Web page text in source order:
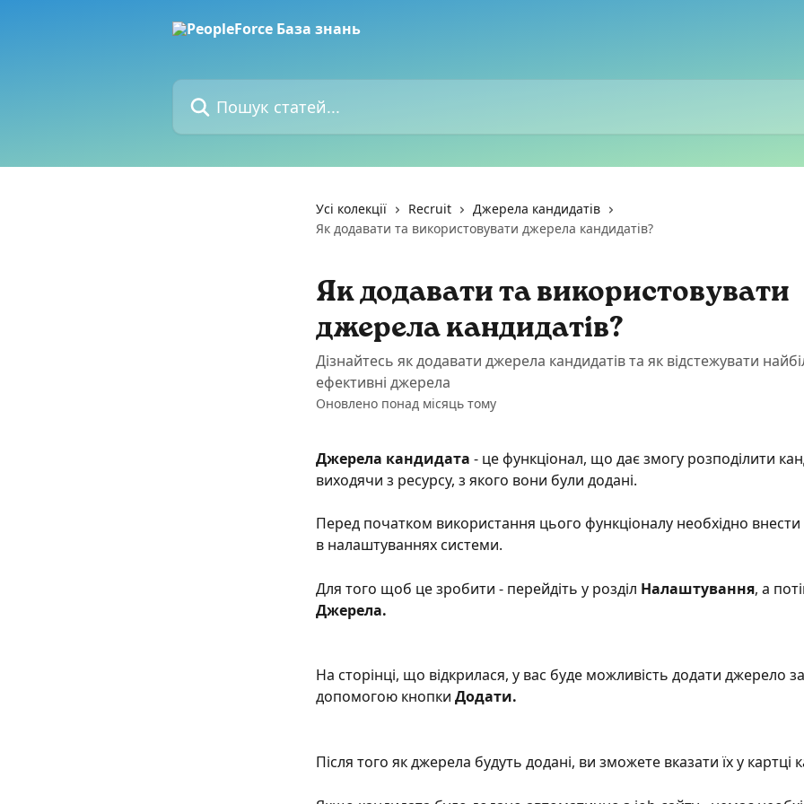
Пошук статей...
Усі колекції Recruit
Джерела кандидатів
Як додавати та використовувати джерела кандидатів?
Як додавати та використовувати
джерела кандидатів?
Дізнайтесь як додавати джерела кандидатів та як відстежувати
ефективні джерела
Оновлено понад місяць тому
Джерела кандидата - це функціонал, що дає змогу розподілити
виходячи з ресурсу, з якого вони були додані.
Перед початком використання цього функціоналу необхідно
в налаштуваннях системи.
Для того щоб це зробити - перейдіть у розділ Налаштування, а
Джерела.
На сторінці, що відкрилася, у вас буде можливість додати джерело
допомогою кнопки Додати.
Після того як джерела будуть додані, ви зможете вказати їх у картці